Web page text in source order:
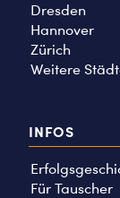
Dresden
Hannover
Zürich
Weitere
INFOS
Für Tauscher